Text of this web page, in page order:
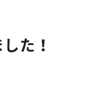
た！